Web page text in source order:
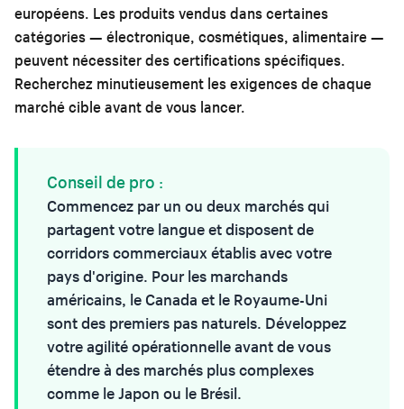
européens. Les produits vendus dans certaines
catégories — électronique, cosmétiques, alimentaire —
peuvent nécessiter des certifications spécifiques.
Recherchez minutieusement les exigences de chaque
marché cible avant de vous lancer.
Conseil de pro :
Commencez par un ou deux marchés qui
partagent votre langue et disposent de
corridors commerciaux établis avec votre
pays d'origine. Pour les marchands
américains, le Canada et le Royaume-Uni
sont des premiers pas naturels. Développez
votre agilité opérationnelle avant de vous
étendre à des marchés plus complexes
comme le Japon ou le Brésil.